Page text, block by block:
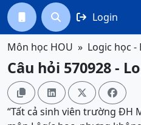
  Login
Môn học HOU Logic học -
Câu hỏi 570928 -
   
“Tất cả sinh viên trường ĐH